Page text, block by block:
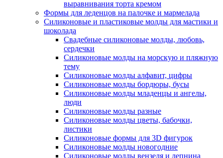
выравнивания торта кремом
Формы для леденцов на палочке и мармелада
Силиконовые и пластиковые молды для мастики и
шоколада
Свадебные силиконовые молды, любовь,
сердечки
Силиконовые молды на морскую и пляжную
тему
Силиконовые молды алфавит, цифры
Силиконовые молды бордюры, бусы
Силиконовые молды младенцы и ангелы,
люди
Силиконовые молды разные
Силиконовые молды цветы, бабочки,
листики
Силиконовые формы для 3D фигурок
Силиконовые молды новогодние
Силиконовые молды вензеля и лепнина